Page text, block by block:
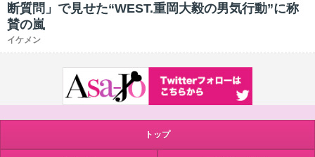
断質問」で見せた“WEST.重岡大毅の男気行動”に称
賛の嵐
イケメン
トップ